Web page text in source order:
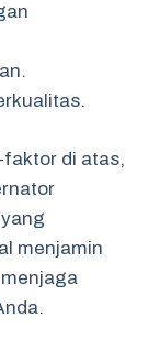
di atas,
menjamin